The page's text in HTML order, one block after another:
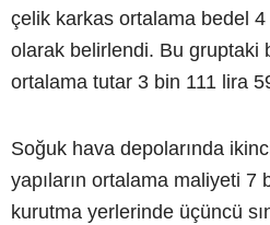
çelik karkas ortalama bedel
olarak belirlendi. Bu gruptaki
ortalama tutar 3 bin 111 lira
Soğuk hava depolarında
yapıların ortalama maliyeti 7
kurutma yerlerinde üçüncü